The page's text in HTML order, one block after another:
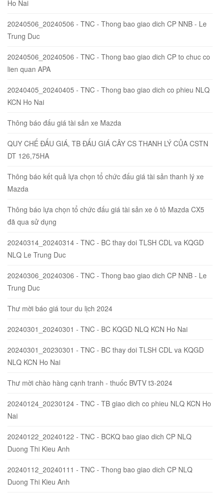
Ho Nai
20240506_20240506 - TNC - Thong bao giao dich CP NNB - Le
Trung Duc
20240506_20240506 - TNC - Thong bao giao dich CP to chuc co
lien quan APA
20240405_20240405 - TNC - Thong bao giao dich co phieu NLQ
KCN Ho Nai
Thông báo đấu giá tài sản xe Mazda
QUY CHẾ ĐẤU GIÁ, TB ĐẤU GIÁ CÂY CS THANH LÝ CỦA CSTN
DT 126,75HA
Thông báo kết quả lựa chọn tổ chức đấu giá tài sản thanh lý xe
Mazda
Thông báo lựa chọn tổ chức đấu giá tài sản xe ô tô Mazda CX5
đã qua sử dụng
20240314_20240314 - TNC - BC thay doi TLSH CDL va KQGD
NLQ Le Trung Duc
20240306_20240306 - TNC - Thong bao giao dich CP NNB - Le
Trung Duc
Thư mời báo giá tour du lịch 2024
20240301_20240301 - TNC - BC KQGD NLQ KCN Ho Nai
20240301_20230301 - TNC - BC thay doi TLSH CDL va KQGD
NLQ KCN Ho Nai
Thư mời chào hàng cạnh tranh - thuốc BVTV t3-2024
20240124_20230124 - TNC - TB giao dich co phieu NLQ KCN Ho
Nai
20240122_20240122 - TNC - BCKQ bao giao dich CP NLQ
Duong Thi Kieu Anh
20240112_20240111 - TNC - Thong bao giao dich CP NLQ
Duong Thi Kieu Anh